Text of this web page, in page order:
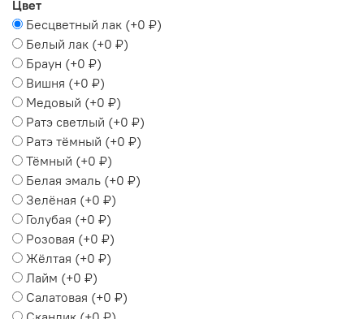
Цвет
Бесцветный лак (+0 ₽)
Белый лак (+0 ₽)
Браун (+0 ₽)
Вишня (+0 ₽)
Медовый (+0 ₽)
Ратэ светлый (+0 ₽)
Ратэ тёмный (+0 ₽)
Тёмный (+0 ₽)
Белая эмаль (+0 ₽)
Зелёная (+0 ₽)
Голубая (+0 ₽)
Розовая (+0 ₽)
Жёлтая (+0 ₽)
Лайм (+0 ₽)
Салатовая (+0 ₽)